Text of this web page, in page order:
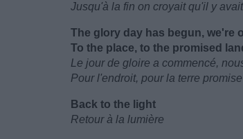
Jusqu'à la fin on croyait qu'il y
The glory day has begun, we're
To the place, to the promised
Le jour de gloire a commencé,
Pour l'endroit, pour la terre
Back to the light
Retour à la lumière